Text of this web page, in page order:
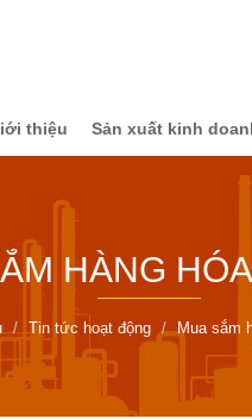
thiệu Sản xuất kinh
HÀNG
Tin tức hoạt động Mua sắm